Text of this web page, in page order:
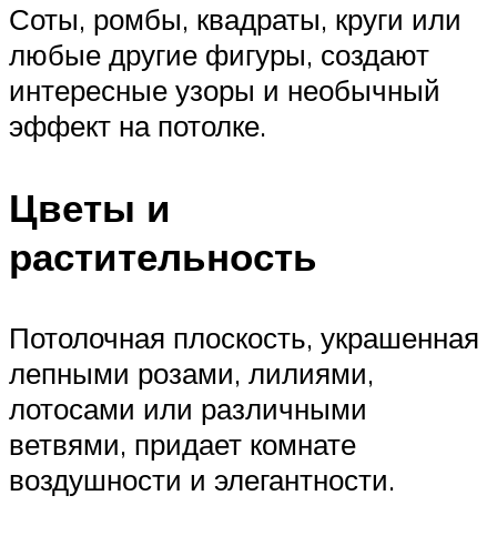
Соты, ромбы, квадраты, круги или
любые другие фигуры, создают
интересные узоры и необычный
эффект на потолке.
Цветы и
растительность
Потолочная плоскость, украшенная
лепными розами, лилиями,
лотосами или различными
ветвями, придает комнате
воздушности и элегантности.